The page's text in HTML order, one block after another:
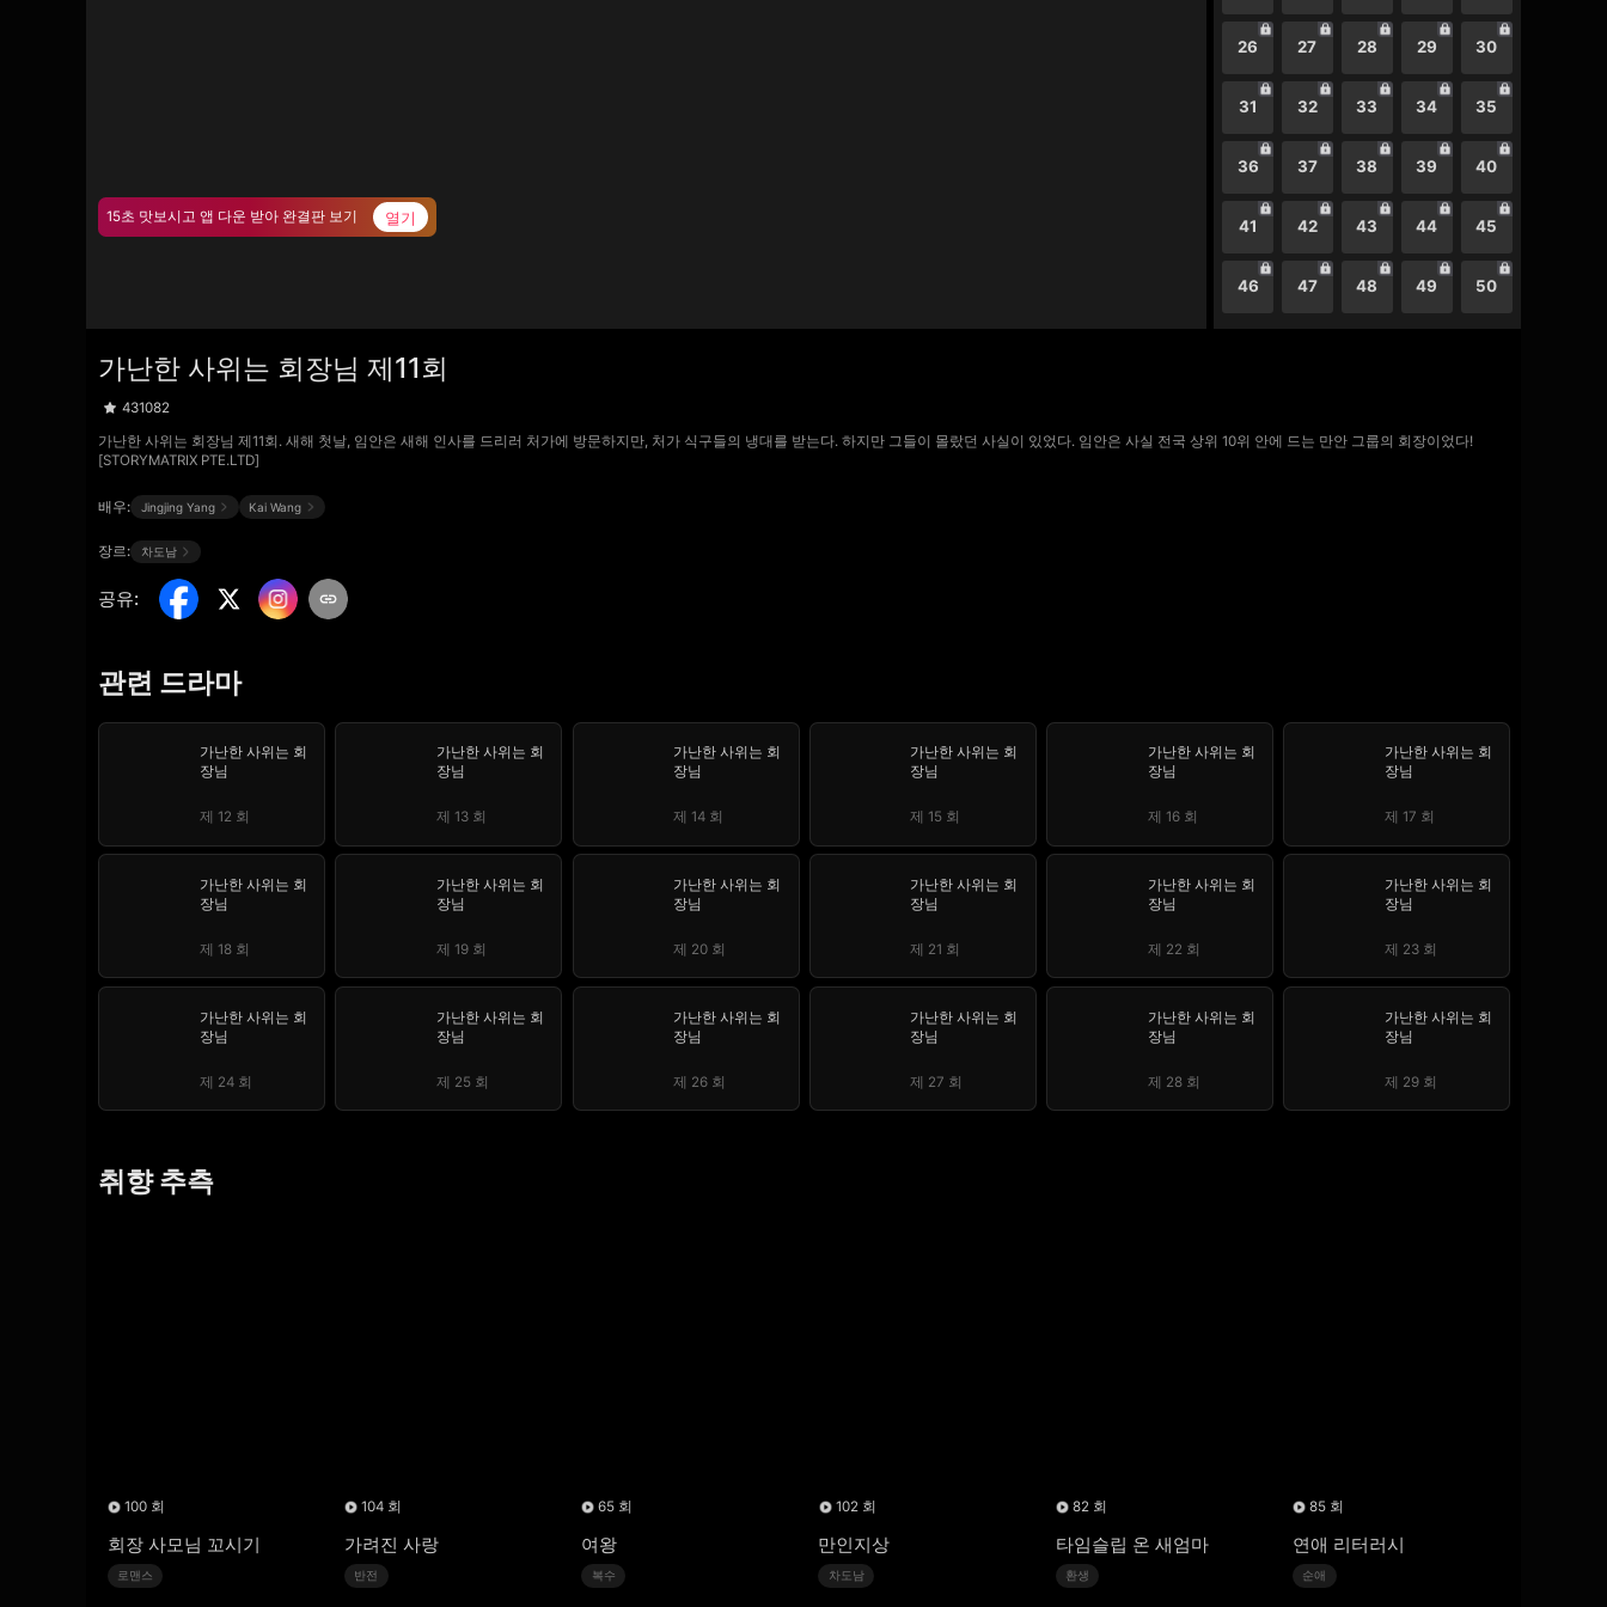
15초 맛보시고 앱 다운 받아 완결판 보기 열기
26 27 28 29 30
31 32 33 34 35
36 37 38 39 40
41 42 43 44 45
46 47 48 49 50
가난한 사위는 회장님 제11회
431082
가난한 사위는 회장님 제11회. 새해 첫날, 임안은 새해 인사를 드리러 처가에 방문하지만, 처가 식구들의 냉대를 받는다. 하지만 그들이 몰랐던 사실이 있었다. 임안은 사실 전국 상위 10위 안에 드는 만안 그룹의 회장이었다!
[STORYMATRIX PTE.LTD]
배우: Jingjing Yang Kai Wang
장르: 차도남
공유:
관련 드라마
가난한 사위는 회
장님
제 12 회
가난한 사위는 회
장님
제 13 회
가난한 사위는 회
장님
제 14 회
가난한 사위는 회
장님
제 15 회
가난한 사위는 회
장님
제 16 회
가난한 사위는 회
장님
제 17 회
가난한 사위는 회
장님
제 18 회
가난한 사위는 회
장님
제 19 회
가난한 사위는 회
장님
제 20 회
가난한 사위는 회
장님
제 21 회
가난한 사위는 회
장님
제 22 회
가난한 사위는 회
장님
제 23 회
가난한 사위는 회
장님
제 24 회
가난한 사위는 회
장님
제 25 회
가난한 사위는 회
장님
제 26 회
가난한 사위는 회
장님
제 27 회
가난한 사위는 회
장님
제 28 회
가난한 사위는 회
장님
제 29 회
취향 추측
100 회
회장 사모님 꼬시기
로맨스
104 회
가려진 사랑
반전
65 회
여왕
복수
102 회
만인지상
차도남
82 회
타임슬립 온 새엄마
환생
85 회
연애 리터러시
순애